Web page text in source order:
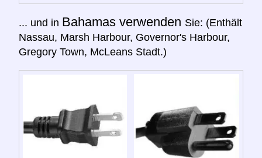
... und in Bahamas verwenden Sie: (Enthält
Nassau, Marsh Harbour, Governor's Harbour,
Gregory Town, McLeans Stadt.)